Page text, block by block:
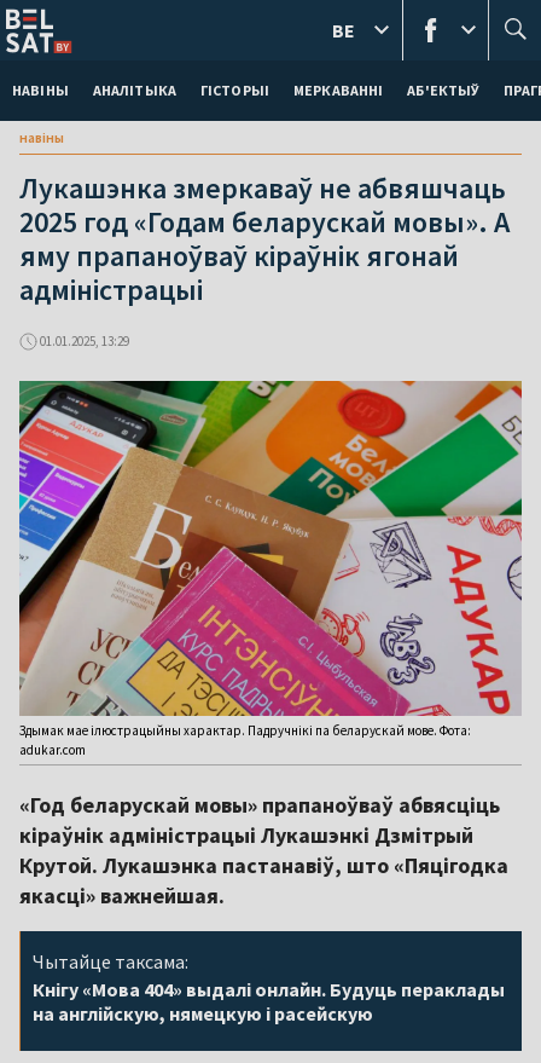
НАВІНЫ АНАЛІТЫКА ГІСТОРЫІ МЕРКАВАННI АБ'ЕКТЫЎ
BE
навіны
Лукашэнка змеркаваў не абвяшчаць
2025 год «Годам беларускай мовы». А
яму прапаноўваў кіраўнік ягонай
адміністрацыі
01.01.2025, 13:29
Здымак мае ілюстрацыйны характар. Падручнікі па беларускай мове. Фота:
adukar.com
«Год беларускай мовы» прапаноўваў абвясціць
кіраўнік адміністрацыі Лукашэнкі Дзмітрый
Крутой. Лукашэнка пастанавіў, што «Пяцігодка
якасці» важнейшая.
Чытайце таксама:
Кнігу «Мова 404» выдалі онлайн. Будуць пераклады
на англійскую, нямецкую і расейскую